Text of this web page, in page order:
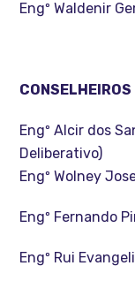
Engº Waldenir
Engº Alcir dos
Deliberativo)
Engº Wolney
Engº Fernando
Engº Rui